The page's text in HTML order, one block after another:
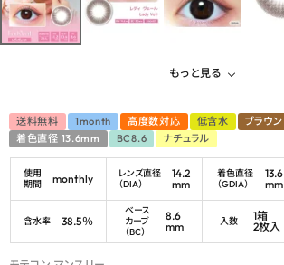
もっと見る
送料無料 1month 高度数対応 低含水 ブラウン
着色直径 13.6mm
BC8.6 ナチュラル
使用
期間
monthly
レンズ直径
（DIA）
14.2
mm
着色直径
（GDIA）
13.6
mm
含水率 38.5％
ベース
カーブ
（BC）
8.6
mm
入数
1箱
2枚入